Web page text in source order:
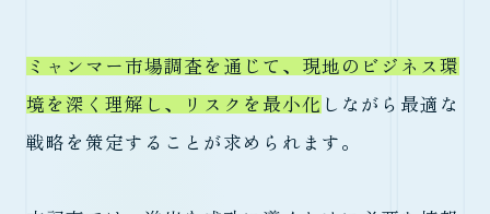
ミャンマー市場調査を通じて、現地のビジネス環
境を深く理解し、リスクを最小化 しながら最適な
戦略を策定することが求められます。